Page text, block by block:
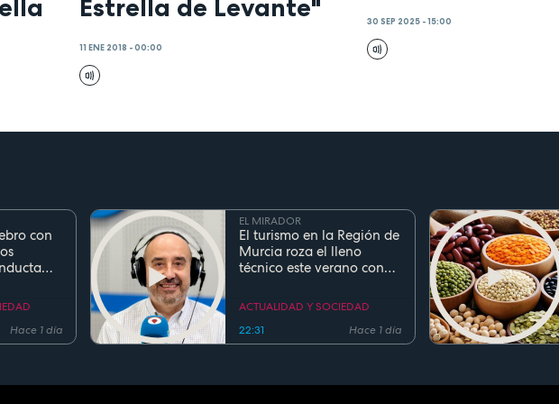
Estrella de Levante"
11 ENE 2018 - 00:00
30 SEP 2025 - 15:00
con
Hace 1 día
EL MIRADOR
El turismo en la Región de
Murcia roza el lleno
técnico este verano con
90%
ACTUALIDAD Y SOCIEDAD
22:31
Hace 1 día